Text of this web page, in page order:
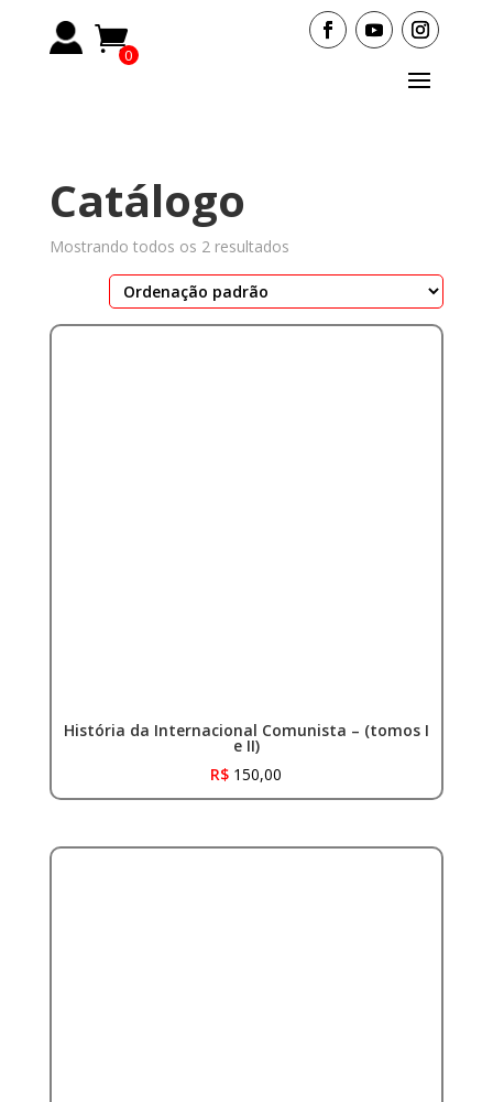
0
Catálogo
Mostrando todos os 2 resultados
História da Internacional Comunista – (tomos I
e II)
R$ 150,00